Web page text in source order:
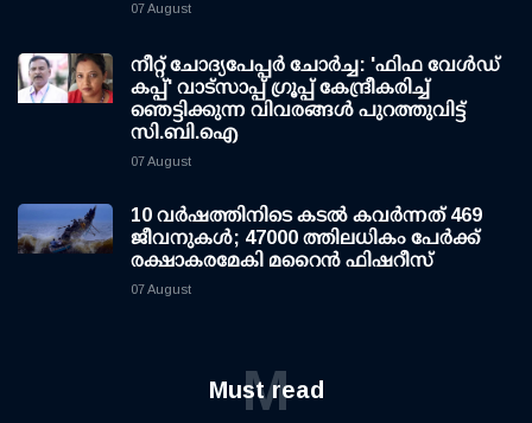
07 August
നീറ്റ് ചോദ്യപേപ്പര്‍ ചോര്‍ച്ച: 'ഫിഫ വേള്‍ഡ്
കപ്പ്' വാട്സാപ്പ് ഗ്രൂപ്പ് കേന്ദ്രീകരിച്ച്
ഞെട്ടിക്കുന്ന വിവരങ്ങള്‍ പുറത്തുവിട്ട്
സി.ബി.ഐ
07 August
10 വര്‍ഷത്തിനിടെ കടല്‍ കവര്‍ന്നത് 469
ജീവനുകള്‍; 47000 ത്തിലധികം പേര്‍ക്ക്
രക്ഷാകരമേകി മറൈന്‍ ഫിഷറീസ്
07 August
Must read
M